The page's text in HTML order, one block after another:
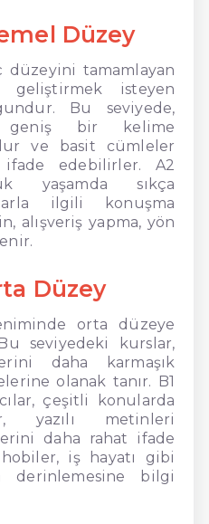
Düzey
düzeyini tamamlayan
isteyen
Bu seviyede,
geniş bir kelime
ve basit cümleler
edebilirler. A2
yaşamda sıkça
ilgili konuşma
alışveriş yapma, yön
Düzey
orta düzeye
seviyedeki kurslar,
daha karmaşık
olanak tanır. B1
çeşitli konularda
yazılı metinleri
daha rahat ifade
iş hayatı gibi
derinlemesine bilgi